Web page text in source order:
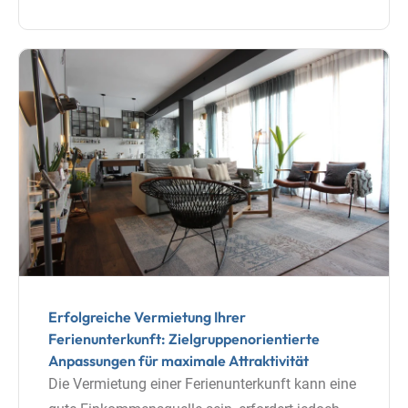
Erfolgreiche Vermietung Ihrer
Ferienunterkunft: Zielgruppenorientierte
Anpassungen für maximale Attraktivität
Die Vermietung einer Ferienunterkunft kann eine